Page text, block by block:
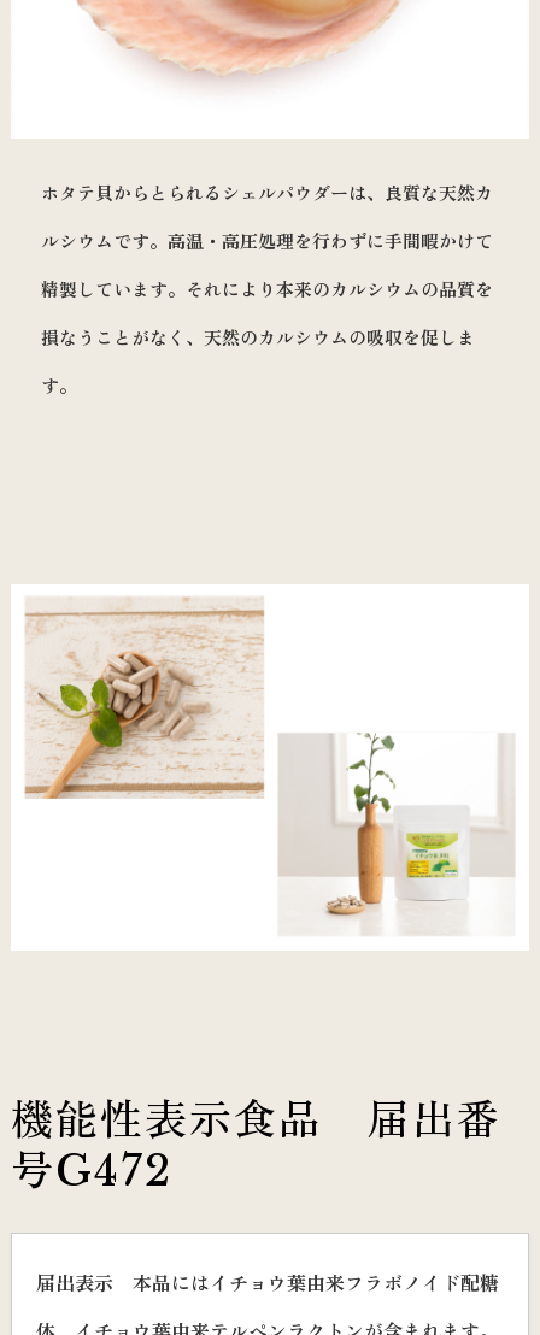
ホタテ貝からとられるシェルパウダーは、良質な天然カ
ルシウムです。高温・高圧処理を行わずに手間暇かけて
精製しています。それにより本来のカルシウムの品質を
損なうことがなく、天然のカルシウムの吸収を促しま
す。
機能性表示食品 届出番
号G472
届出表示 本品にはイチョウ葉由来フラボノイド配糖